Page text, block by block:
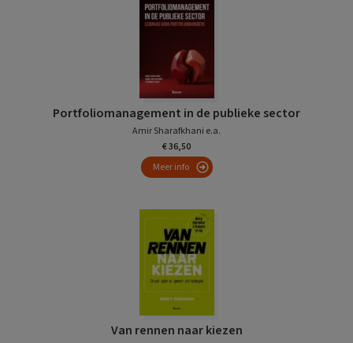
Portfoliomanagement in de publieke sector
Amir Sharafkhani e.a.
€ 36,50
Meer info
Van rennen naar kiezen